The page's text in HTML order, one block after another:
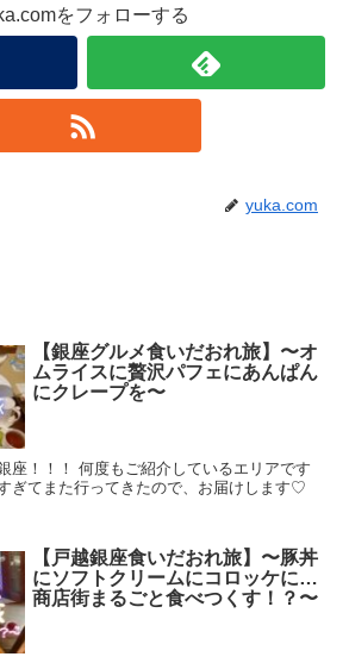
をフォローする
yuka.com
【銀座グルメ食いだおれ旅】〜オ
ムライスに贅沢パフェにあんぱん
にクレープを〜
座！！！ 何度もご紹介しているエリアです
ぎてまた行ってきたので、お届けします♡
【戸越銀座食いだおれ旅】〜豚丼
にソフトクリームにコロッケに…
商店街まるごと食べつくす！？〜